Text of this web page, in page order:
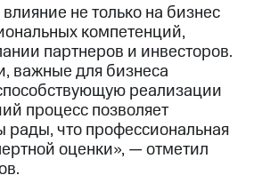
не только на бизнес
компетенций,
партнеров и инвесторов.
важные для бизнеса
реализации
процесс позволяет
рады, что профессиональная
оценки», — отметил